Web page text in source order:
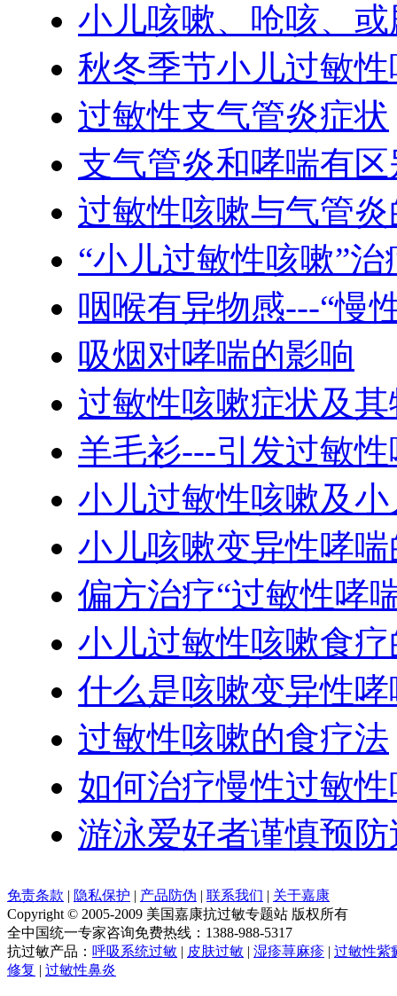
小儿咳嗽、呛咳、
秋冬季节小儿过敏
过敏性支气管炎症状
支气管炎和哮喘有
过敏性咳嗽与气管
“小儿过敏性咳嗽”
咽喉有异物感---“慢
吸烟对哮喘的影响
过敏性咳嗽症状及
羊毛衫---引发过敏
小儿过敏性咳嗽及
小儿咳嗽变异性哮
偏方治疗“过敏性哮
小儿过敏性咳嗽食
什么是咳嗽变异性
过敏性咳嗽的食疗法
如何治疗慢性过敏
游泳爱好者谨慎预
免责条款 | 隐私保护 | 产品防伪 | 联系我们 | 关于嘉康
Copyright © 2005-2009 美国嘉康抗过敏专题站 版权所有
全中国统一专家咨询免费热线：1388-988-5317
抗过敏产品： 呼吸系统过敏 | 皮肤过敏 | 湿疹荨麻疹 | 过敏性紫
修复 | 过敏性鼻炎